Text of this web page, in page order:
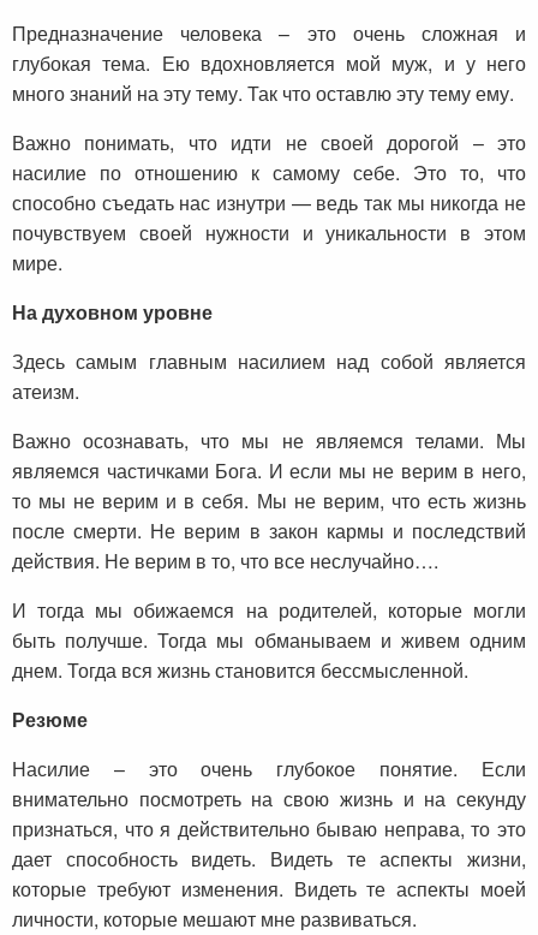
Предназначение человека – это очень сложная и
глубокая тема. Ею вдохновляется мой муж, и у него
много знаний на эту тему. Так что оставлю эту тему ему.
Важно понимать, что идти не своей дорогой – это
насилие по отношению к самому себе. Это то, что
способно съедать нас изнутри — ведь так мы никогда не
почувствуем своей нужности и уникальности в этом
мире.
На духовном уровне
Здесь самым главным насилием над собой является
атеизм.
Важно осознавать, что мы не являемся телами. Мы
являемся частичками Бога. И если мы не верим в него,
то мы не верим и в себя. Мы не верим, что есть жизнь
после смерти. Не верим в закон кармы и последствий
действия. Не верим в то, что все неслучайно….
И тогда мы обижаемся на родителей, которые могли
быть получше. Тогда мы обманываем и живем одним
днем. Тогда вся жизнь становится бессмысленной.
Резюме
Насилие – это очень глубокое понятие. Если
внимательно посмотреть на свою жизнь и на секунду
признаться, что я действительно бываю неправа, то это
дает способность видеть. Видеть те аспекты жизни,
которые требуют изменения. Видеть те аспекты моей
личности, которые мешают мне развиваться.